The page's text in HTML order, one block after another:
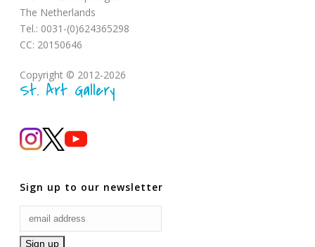
The Netherlands
Tel.: 0031-(0)624365298
CC: 20150646
Copyright © 2012-2026
St. Art Gallery
Sign up to our newsletter